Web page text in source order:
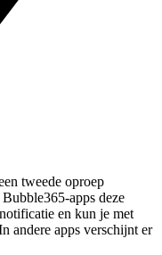
tweede oproep
apps deze
en kun je met
andere apps verschijnt er